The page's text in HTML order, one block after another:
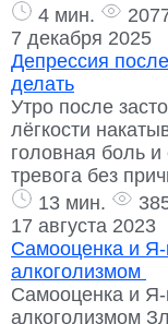
4 мин.
7 декабря 2025
Депрессия
делать
Утро после
лёгкости
головная боль и
тревога без
13 мин.
17 августа 2023
Самооценка и
алкоголизмом
Самооценка и
алкоголизмом